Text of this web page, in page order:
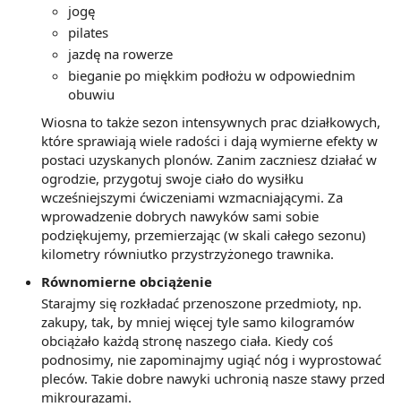
jogę
pilates
jazdę na rowerze
bieganie po miękkim podłożu w odpowiednim
obuwiu
Wiosna to także sezon intensywnych prac działkowych,
które sprawiają wiele radości i dają wymierne efekty w
postaci uzyskanych plonów. Zanim zaczniesz działać w
ogrodzie, przygotuj swoje ciało do wysiłku
wcześniejszymi ćwiczeniami wzmacniającymi. Za
wprowadzenie dobrych nawyków sami sobie
podziękujemy, przemierzając (w skali całego sezonu)
kilometry równiutko przystrzyżonego trawnika.
Równomierne obciążenie
Starajmy się rozkładać przenoszone przedmioty, np.
zakupy, tak, by mniej więcej tyle samo kilogramów
obciążało każdą stronę naszego ciała. Kiedy coś
podnosimy, nie zapominajmy ugiąć nóg i wyprostować
pleców. Takie dobre nawyki uchronią nasze stawy przed
mikrourazami.